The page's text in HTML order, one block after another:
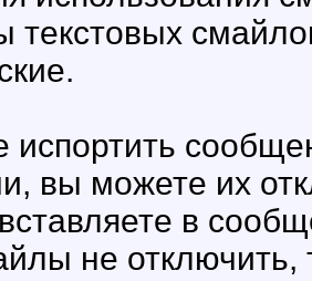
текстовых
испортить
вы можете их
в
не отключить,